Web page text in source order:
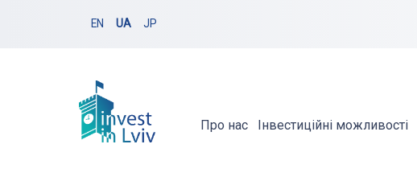
EN UA JP
Про нас Інвестиційні можливості